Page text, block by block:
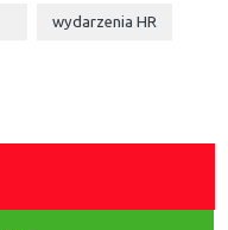
wydarzeniaHR